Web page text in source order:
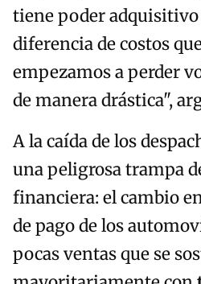
tiene poder adquisitivo
diferencia de costos
empezamos a perder
de manera drástica",
A la caída de los
una peligrosa trampa
financiera: el cambio
de pago de los
pocas ventas que se